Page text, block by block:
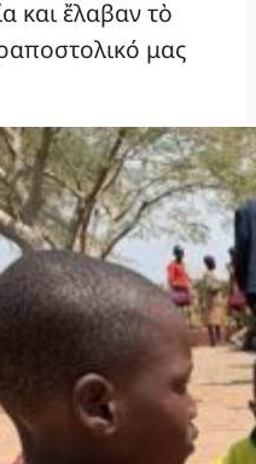
και ἔλαβαν τὸ
μας